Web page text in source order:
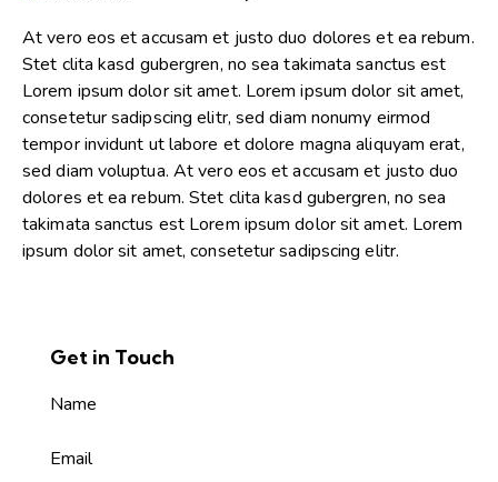
At vero eos et accusam et justo duo dolores et ea rebum.
Stet clita kasd gubergren, no sea takimata sanctus est
Lorem ipsum dolor sit amet. Lorem ipsum dolor sit amet,
consetetur sadipscing elitr, sed diam nonumy eirmod
tempor invidunt ut labore et dolore magna aliquyam erat,
sed diam voluptua. At vero eos et accusam et justo duo
dolores et ea rebum. Stet clita kasd gubergren, no sea
takimata sanctus est Lorem ipsum dolor sit amet. Lorem
ipsum dolor sit amet, consetetur sadipscing elitr.
Get in Touch